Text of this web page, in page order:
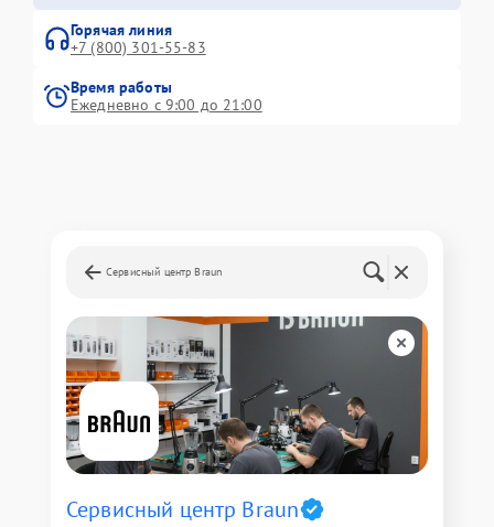
Горячая линия
+7 (800) 301-55-83
Время работы
Ежедневно с 9:00 до 21:00
Сервисный центр Braun
Сервисный центр Braun